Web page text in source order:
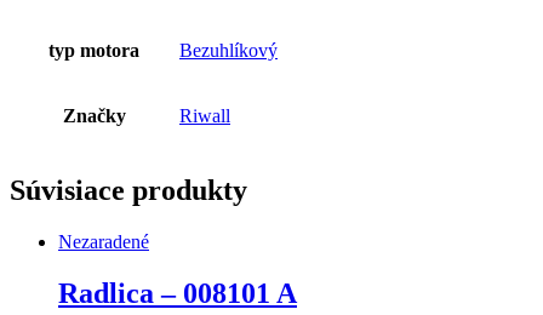
typ motora Bezuhlíkový
Značky Riwall
Súvisiace produkty
Nezaradené
Radlica – 008101 A